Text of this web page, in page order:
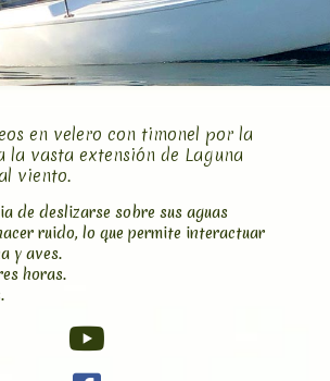
en velero con timonel por la
la vasta extensión de Laguna
viento.
de deslizarse sobre sus aguas
ruido, lo que permite interactuar
y aves.
horas.